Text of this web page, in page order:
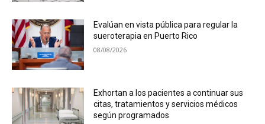
Evalúan en vista pública para regular la
sueroterapia en Puerto Rico
08/08/2026
Exhortan a los pacientes a continuar sus
citas, tratamientos y servicios médicos
según programados